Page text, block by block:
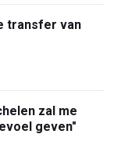
transfer van
zal me
geven"